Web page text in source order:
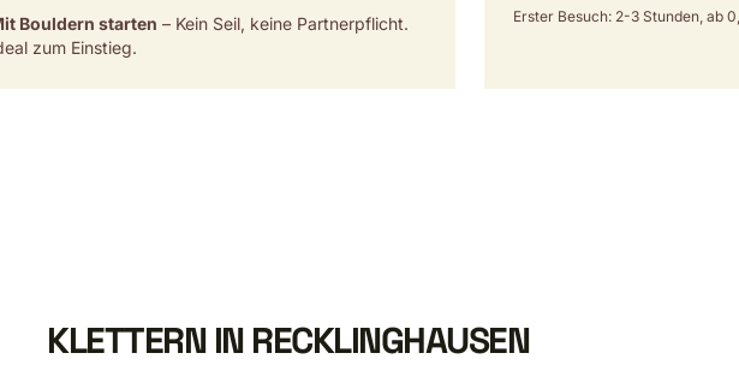
Bouldern starten – Kein Seil, keine Partnerpflicht.
zum Einstieg.
Erster Besuch: 2-3 Stunden, ab
KLETTERN IN RECKLINGHAUSEN